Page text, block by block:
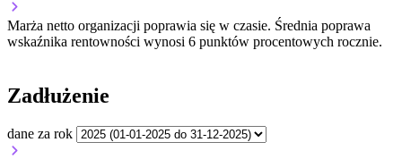
Marża netto organizacji poprawia się w czasie. Średnia poprawa
wskaźnika rentowności wynosi 6 punktów procentowych rocznie.
Zadłużenie
dane za rok